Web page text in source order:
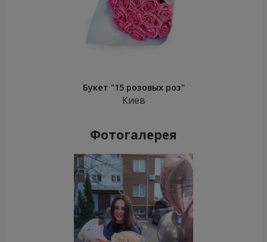
Букет "15 розовых роз"
Киев
Фотогалерея